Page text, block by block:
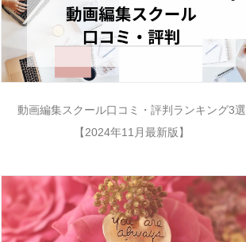
動画編集スクール口コミ・評判ランキング3選
【2024年11月最新版】